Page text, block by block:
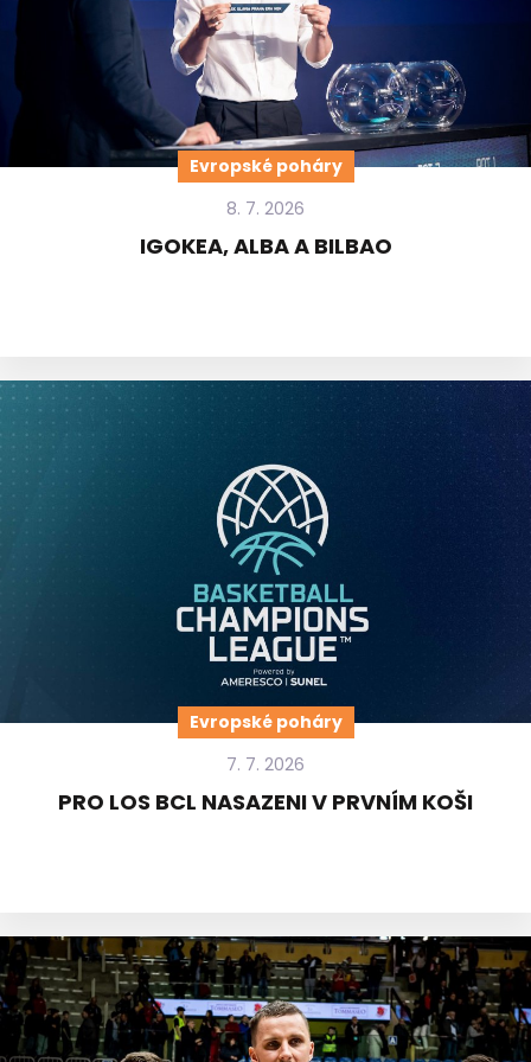
Evropské poháry
8. 7. 2026
IGOKEA, ALBA A BILBAO
Evropské poháry
7. 7. 2026
PRO LOS BCL NASAZENI V PRVNÍM KOŠI